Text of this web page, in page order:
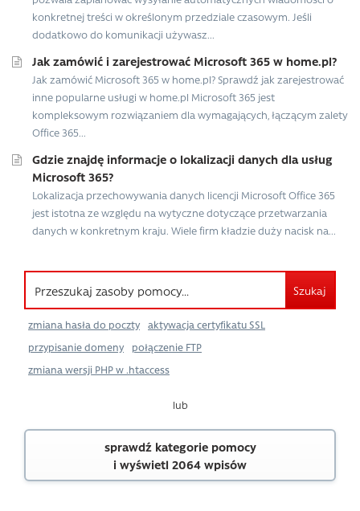
konkretnej treści w określonym przedziale czasowym. Jeśli
dodatkowo do komunikacji używasz...
Jak zamówić i zarejestrować Microsoft 365 w home.pl?
Jak zamówić Microsoft 365 w home.pl? Sprawdź jak zarejestrować
inne popularne usługi w home.pl Microsoft 365 jest
kompleksowym rozwiązaniem dla wymagających, łączącym zalety
Office 365...
Gdzie znajdę informacje o lokalizacji danych dla usług
Microsoft 365?
Lokalizacja przechowywania danych licencji Microsoft Office 365
jest istotna ze względu na wytyczne dotyczące przetwarzania
danych w konkretnym kraju. Wiele firm kładzie duży nacisk na...
Szukaj
zmiana hasła do poczty
aktywacja certyfikatu SSL
przypisanie domeny
połączenie FTP
zmiana wersji PHP w .htaccess
lub
sprawdź kategorie pomocy
i wyświetl 2064 wpisów